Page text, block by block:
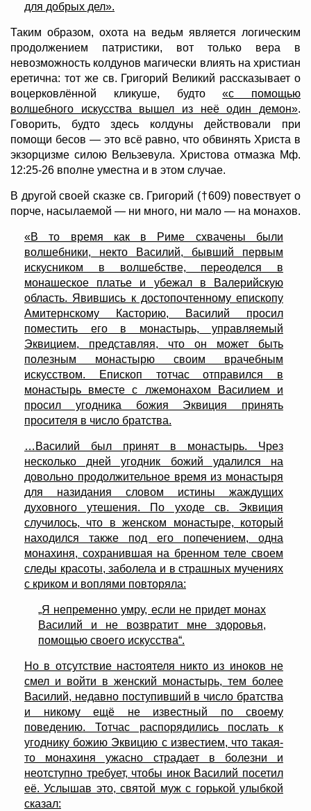
для добрых дел».
Таким образом, охота на ведьм является логическим
продолжением патристики, вот только вера в
невозможность колдунов магически влиять на христиан
еретична: тот же св. Григорий Великий рассказывает о
воцерковлённой кликуше, будто«с помощью
волшебного искусства вышел из неё один демон».
Говорить, будто здесь колдуны действовали при
помощи бесов — это всё равно, что обвинять Христа в
экзорцизме силою Вельзевула. Христова отмазка Мф.
12:25-26 вполне уместна и в этом случае.
В другой своей сказке св. Григорий (†609) повествует о
порче, насылаемой — ни много, ни мало — на монахов.
«В то время как в Риме схвачены были
волшебники, некто Василий, бывший первым
искусником в волшебстве, переоделся в
монашеское платье и убежал в Валерийскую
область. Явившись к достопочтенному епископу
Амитернскому Касторию, Василий просил
поместить его в монастырь, управляемый
Эквицием, представляя, что он может быть
полезным монастырю своим врачебным
искусством. Епископ тотчас отправился в
монастырь вместе с лжемонахом Василием и
просил угодника божия Эквиция принять
просителя в число братства.
…Василий был принят в монастырь. Чрез
несколько дней угодник божий удалился на
довольно продолжительное время из монастыря
для назидания словом истины жаждущих
духовного утешения. По уходе св. Эквиция
случилось, что в женском монастыре, который
находился также под его попечением, одна
монахиня, сохранившая на бренном теле своем
следы красоты, заболела и в страшных мучениях
с криком и воплями повторяла:
„Я непременно умру, если не придет монах
Василий и не возвратит мне здоровья,
помощью своего искусства“.
Но в отсутствие настоятеля никто из иноков не
смел и войти в женский монастырь, тем более
Василий, недавно поступивший в число братства
и никому ещё не известный по своему
поведению. Тотчас распорядились послать к
угоднику божию Эквицию с известием, что такая-
то монахиня ужасно страдает в болезни и
неотступно требует, чтобы инок Василий посетил
её. Услышав это, святой муж с горькой улыбкой
сказал: